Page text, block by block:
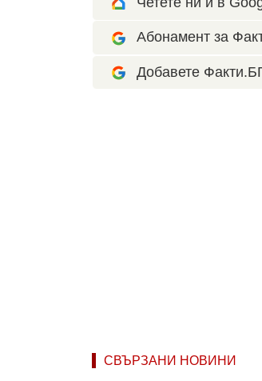
Абонамент за
Добавете
СВЪРЗАНИ НОВИНИ